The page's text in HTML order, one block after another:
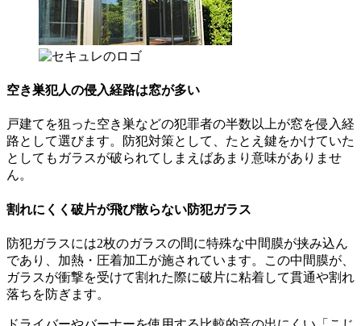
空き巣犯人の侵入経路は窓が多い
戸建てを狙った空き巣などの犯罪者の半数以上が窓を侵入経
路として選びます。防犯対策として、たとえ鍵をかけていた
としてもガラスが破られてしまえばあまり意味がありませ
ん。
割れにくく破片が飛び散らない防犯ガラス
防犯ガラスには2枚のガラスの間に特殊な中間膜が挟み込ん
であり、加熱・圧着加工が施されています。この中間膜が、
ガラスが衝撃を受けて割れた際に破片に粘着して貫通や割れ
落ちを防ぎます。